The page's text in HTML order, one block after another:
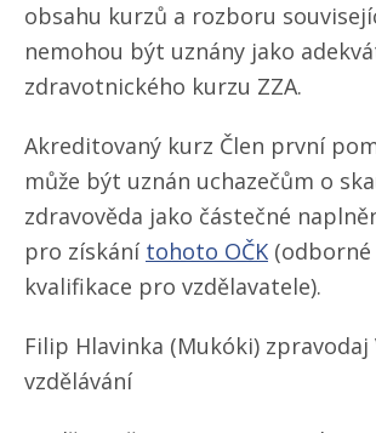
obsahu kurzů a rozboru
nemohou být uznány jako
zdravotnického kurzu ZZA.
Akreditovaný kurz Člen první
může být uznán uchazečům o
zdravověda jako částečné
pro získání tohoto OČK
kvalifikace pro vzdělavatele).
Filip Hlavinka (Mukóki) zpravodaj
vzdělávání